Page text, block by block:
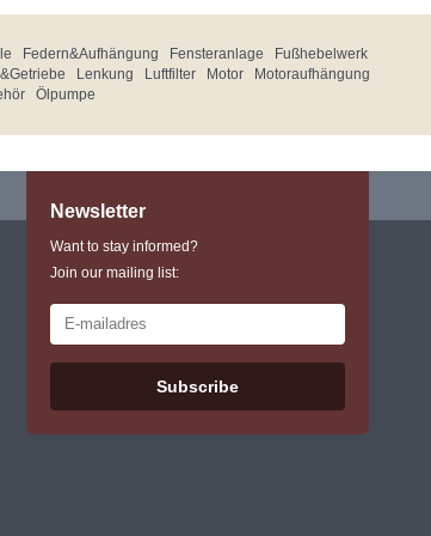
Federn&Aufhängung Fensteranlage
Fußhebelwerk
Lenkung Luftfilter Motor
Motoraufhängung
Ölpumpe
Newsletter
Want to stay informed?
Join our mailing list:
Subscribe